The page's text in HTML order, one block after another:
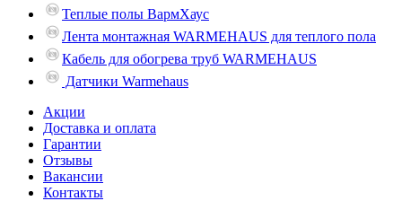
Теплые полы ВармХаус
Лента монтажная WARMEHAUS для теплого пола
Кабель для обогрева труб WARMEHAUS
Датчики Warmehaus
Акции
Доставка и оплата
Гарантии
Отзывы
Вакансии
Контакты